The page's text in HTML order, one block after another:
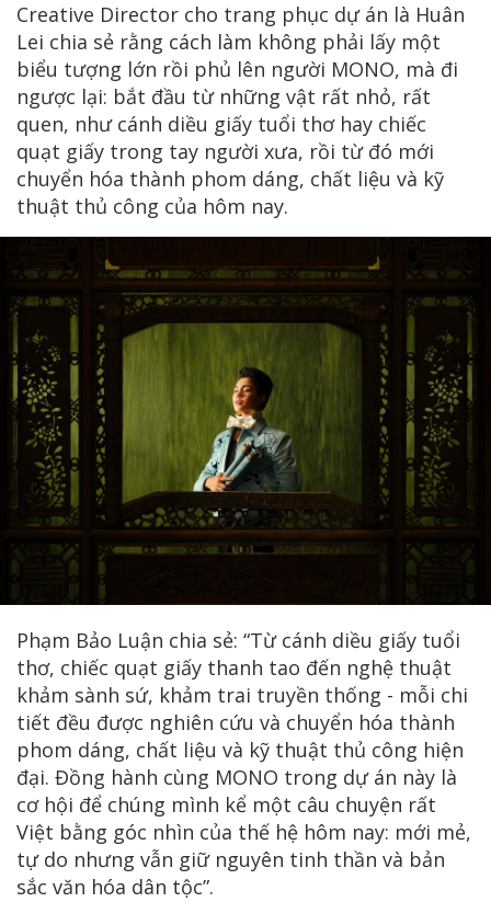
Creative Director cho trang phục dự án là Huân
Lei chia sẻ rằng cách làm không phải lấy một
biểu tượng lớn rồi phủ lên người MONO, mà đi
ngược lại: bắt đầu từ những vật rất nhỏ, rất
quen, như cánh diều giấy tuổi thơ hay chiếc
quạt giấy trong tay người xưa, rồi từ đó mới
chuyển hóa thành phom dáng, chất liệu và kỹ
thuật thủ công của hôm nay.
Phạm Bảo Luận chia sẻ: “Từ cánh diều giấy tuổi
thơ, chiếc quạt giấy thanh tao đến nghệ thuật
khảm sành sứ, khảm trai truyền thống - mỗi chi
tiết đều được nghiên cứu và chuyển hóa thành
phom dáng, chất liệu và kỹ thuật thủ công hiện
đại. Đồng hành cùng MONO trong dự án này là
cơ hội để chúng mình kể một câu chuyện rất
Việt bằng góc nhìn của thế hệ hôm nay: mới mẻ,
tự do nhưng vẫn giữ nguyên tinh thần và bản
sắc văn hóa dân tộc”.